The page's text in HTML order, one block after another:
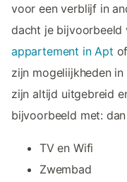
voor een verblijf in
dacht je bijvoorbeeld
appartement in Apt
zijn mogeliijkheden
zijn altijd uitgebreid
bijvoorbeeld met: dan
TV en Wifi
Zwembad